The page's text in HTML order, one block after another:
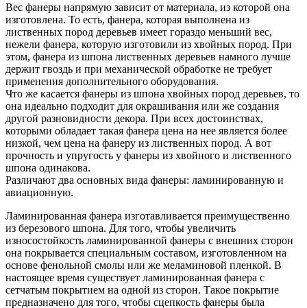
Вес фанеры напрямую зависит от материала, из которой она
изготовлена. То есть, фанера, которая выполнена из
лиственных пород деревьев имеет гораздо меньший вес,
нежели фанера, которую изготовили из хвойных пород. При
этом, фанера из шпона лиственных деревьев намного лучше
держит гвоздь и при механической обработке не требует
применения дополнительного оборудования.
Что же касается фанеры из шпона хвойных пород деревьев, то
она идеально подходит для окрашивания или же создания
другой разновидности декора. При всех достоинствах,
которыми обладает такая фанера цена на нее является более
низкой, чем цена на фанеру из лиственных пород. А вот
прочность и упругость у фанеры из хвойного и лиственного
шпона одинакова.
Различают два основных вида фанеры: ламинированную и
авиационную.
Ламинированная фанера изготавливается преимущественно
из березового шпона. Для того, чтобы увеличить
износостойкость ламинированной фанеры с внешних сторон
она покрывается специальным составом, изготовленном на
основе фенольной смолы или же меламиновой пленкой. В
настоящее время существует ламинированная фанера с
сетчатым покрытием на одной из сторон. Такое покрытие
предназначено для того, чтобы сцепкость фанеры была